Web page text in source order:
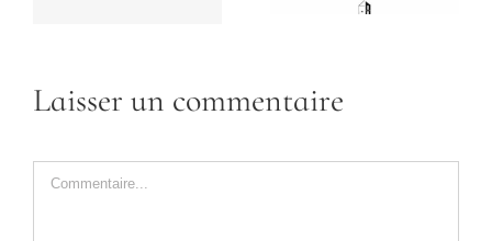
Laisser un commentaire
Commentaire